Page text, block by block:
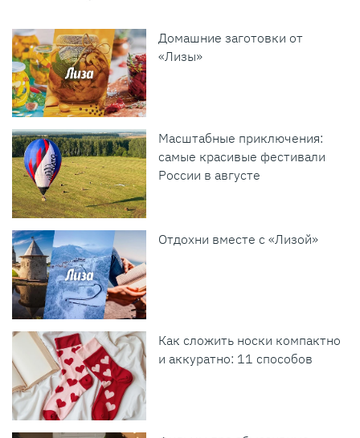
Домашние заготовки от
«Лизы»
Масштабные приключения:
самые красивые фестивали
России в августе
Отдохни вместе с «Лизой»
Как сложить носки компактно
и аккуратно: 11 способов